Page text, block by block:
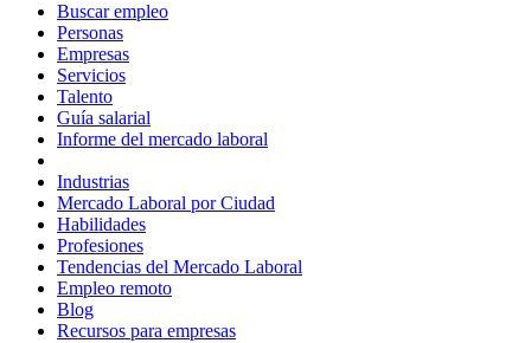
Buscar empleo
Personas
Empresas
Servicios
Talento
Guía salarial
Informe del mercado laboral
Industrias
Mercado Laboral por Ciudad
Habilidades
Profesiones
Tendencias del Mercado Laboral
Empleo remoto
Blog
Recursos para empresas